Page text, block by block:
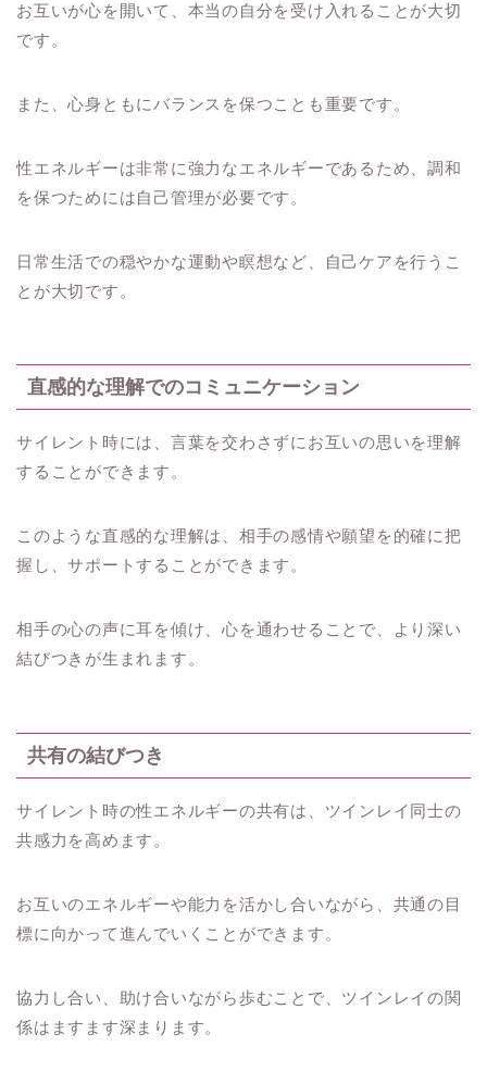
お互いが心を開いて、本当の自分を受け入れることが大切
です。
また、心身ともにバランスを保つことも重要です。
性エネルギーは非常に強力なエネルギーであるため、調和
を保つためには自己管理が必要です。
日常生活での穏やかな運動や瞑想など、自己ケアを行うこ
とが大切です。
直感的な理解でのコミュニケーション
サイレント時には、言葉を交わさずにお互いの思いを理解
することができます。
このような直感的な理解は、相手の感情や願望を的確に把
握し、サポートすることができます。
相手の心の声に耳を傾け、心を通わせることで、より深い
結びつきが生まれます。
共有の結びつき
サイレント時の性エネルギーの共有は、ツインレイ同士の
共感力を高めます。
お互いのエネルギーや能力を活かし合いながら、共通の目
標に向かって進んでいくことができます。
協力し合い、助け合いながら歩むことで、ツインレイの関
係はますます深まります。